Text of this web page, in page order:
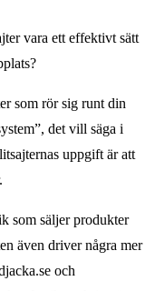
vara ett effektivt sätt
som rör sig runt din
det vill säga i
uppgift är att
som säljer produkter
även driver några mer
och